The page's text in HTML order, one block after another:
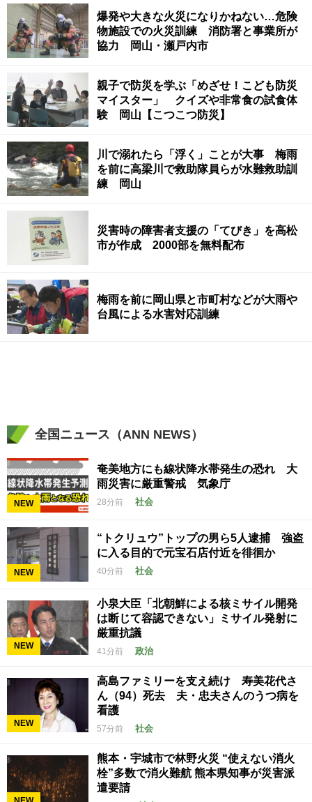
爆発や大きな火災になりかねない…危険
物施設での火災訓練 消防署と事業所が
協力 岡山・瀬戸内市
親子で防災を学ぶ「めざせ！こども防災
マイスター」 クイズや非常食の試食体
験 岡山【こつこつ防災】
川で溺れたら「浮く」ことが大事 梅雨
を前に高梁川で救助隊員らが水難救助訓
練 岡山
災害時の障害者支援の「てびき」を高松
市が作成 2000部を無料配布
梅雨を前に岡山県と市町村などが大雨や
台風による水害対応訓練
全国ニュース（ANN NEWS）
NEW
奄美地方にも線状降水帯発生の恐れ 大
雨災害に厳重警戒 気象庁
28分前 社会
NEW
“トクリュウ”トップの男ら5人逮捕 強盗
に入る目的で元宝石店付近を徘徊か
40分前 社会
NEW
小泉大臣「北朝鮮による核ミサイル開発
は断じて容認できない」ミサイル発射に
厳重抗議
41分前 政治
NEW
高島ファミリーを支え続け 寿美花代さ
ん（94）死去 夫・忠夫さんのうつ病を
看護
57分前 社会
熊本・宇城市で林野火災 “使えない消火
栓”多数で消火難航 熊本県知事が災害派
遣要請